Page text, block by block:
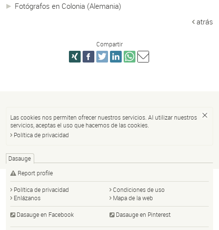
Fotógrafos en Colonia (Alemania)
atrás
Compartir
Las cookies nos permiten ofrecer nuestros servicios. Al utilizar nuestros
servicios, aceptas el uso que hacemos de las cookies.
Política de privacidad
Dasauge
Report profile
Política de privacidad
Condiciones de uso
Enlázanos
Mapa de la web
Dasauge en Facebook Dasauge en Pinterest